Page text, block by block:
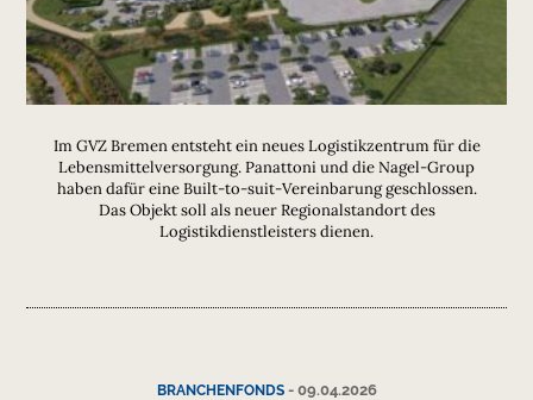
Im GVZ Bremen entsteht ein neues Logistikzentrum für die
Lebensmittelversorgung. Panattoni und die Nagel-Group
haben dafür eine Built-to-suit-Vereinbarung geschlossen.
Das Objekt soll als neuer Regionalstandort des
Logistikdienstleisters dienen.
BRANCHENFONDS- 09.04.2026